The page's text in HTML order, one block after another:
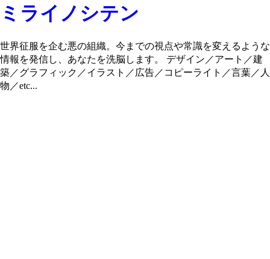
ミライノシテン
世界征服を企む悪の組織。今までの視点や常識を変えるような
情報を発信し、あなたを洗脳します。 デザイン／アート／建
築／グラフィック／イラスト／広告／コピーライト／言葉／人
物／etc...